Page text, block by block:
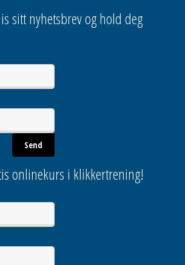
sitt nyhetsbrev og hold deg
onlinekurs i klikkertrening!